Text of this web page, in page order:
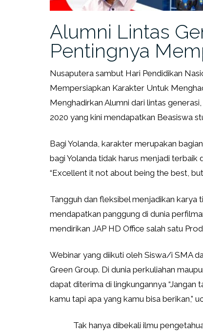
Alumni Lintas
Pentingnya
Nusaputera sambut Hari Pendidikan
Mempersiapkan Karakter Untuk
Menghadirkan Alumni dari lintas
2020 yang kini mendapatkan Beasiswa
Bagi Yolanda, karakter merupakan
bagi Yolanda tidak harus menjadi terbaik
“Excellent it not about being the best,
Tangguh dan fleksibel menjadikan karya
mendapatkan panggung di dunia
mendirikan JAP HD Office salah satu
Webinar yang diikuti oleh Siswa/i SMA
Green Group. Di dunia perkuliahan
dapat diterima di lingkungannya “Jangan
kamu tapi apa yang kamu bisa berikan,”
Tak hanya dibekali ilmu